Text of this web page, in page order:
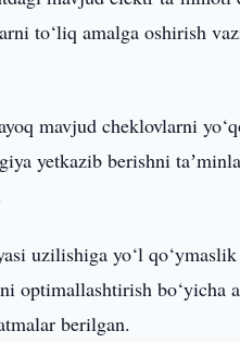
to‘liq amalga oshirish
mavjud cheklovlarni
yetkazib berishni
uzilishiga yo‘l
optimallashtirish bo‘yicha
berilgan.